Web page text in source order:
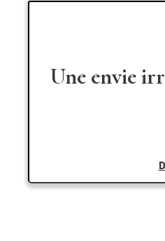
Une envie